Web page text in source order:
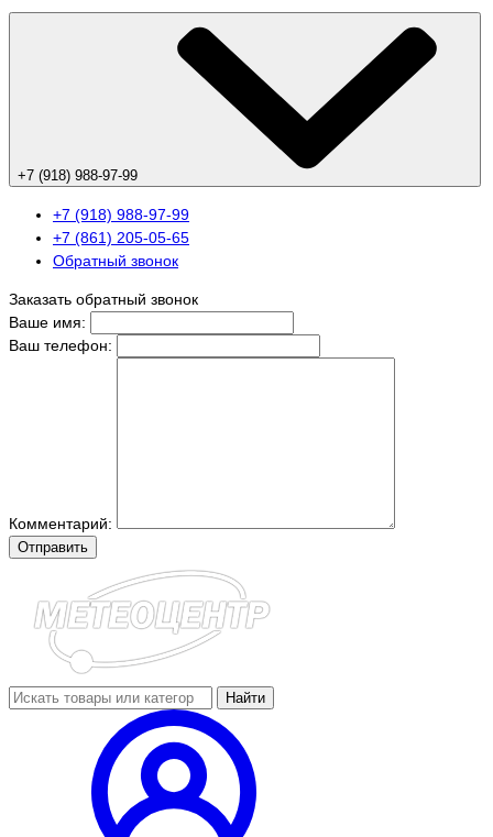
+7 (918) 988-97-99
+7 (918) 988-97-99
+7 (861) 205-05-65
Обратный звонок
Заказать обратный звонок
Ваше имя:
Ваш телефон:
Комментарий:
Отправить
Найти